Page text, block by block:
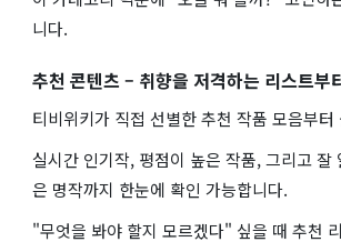
니다.
추천 콘텐츠 – 취향을 저격하는 리스트부
티비위키가 직접 선별한 추천 작품 모음부터
실시간 인기작, 평점이 높은 작품, 그리고 잘
은 명작까지 한눈에 확인 가능합니다.
"무엇을 봐야 할지 모르겠다" 싶을 때 추천